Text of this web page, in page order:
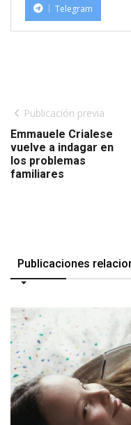
Telegram
Publicación previa
Emmauele Crialese
vuelve a indagar en
los problemas
familiares
Publicaciones